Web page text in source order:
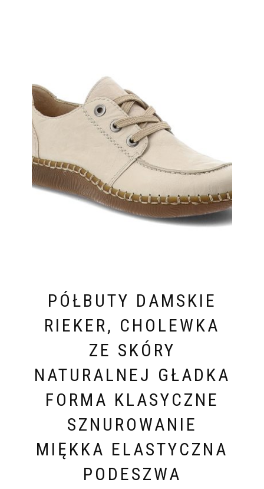
PÓŁBUTY DAMSKIE
RIEKER, CHOLEWKA
ZE SKÓRY
NATURALNEJ GŁADKA
FORMA KLASYCZNE
SZNUROWANIE
MIĘKKA ELASTYCZNA
PODESZWA